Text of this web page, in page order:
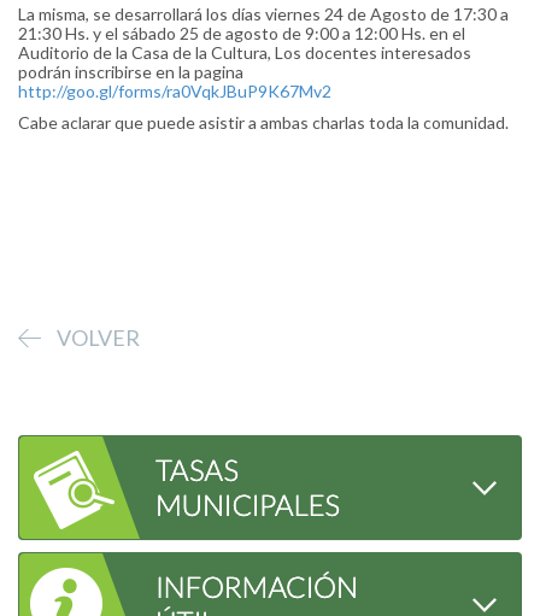
La misma, se desarrollará los días viernes 24 de Agosto de 17:30 a
21:30 Hs. y el sábado 25 de agosto de 9:00 a 12:00 Hs. en el
Auditorio de la Casa de la Cultura, Los docentes interesados
podrán inscribirse en la pagina
http://goo.gl/forms/ra0VqkJBuP9K67Mv2
Cabe aclarar que puede asistir a ambas charlas toda la comunidad.
VOLVER